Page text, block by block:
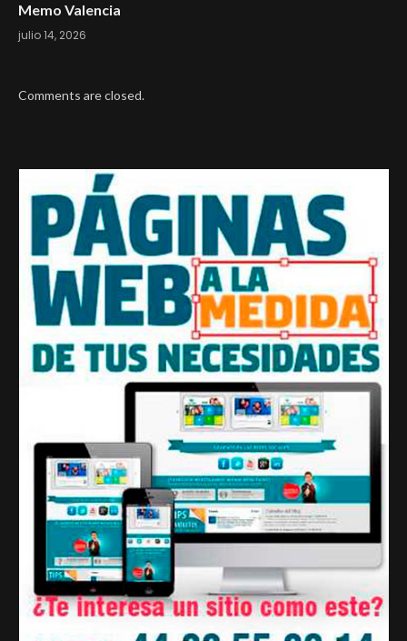
Memo Valencia
julio 14, 2026
Comments are closed.